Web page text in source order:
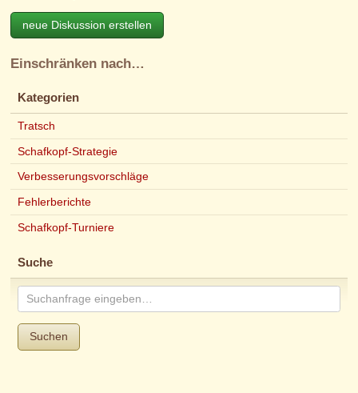
neue Diskussion erstellen
Einschränken nach…
Kategorien
Tratsch
Schafkopf-Strategie
Verbesserungsvorschläge
Fehlerberichte
Schafkopf-Turniere
Suche
Suchen